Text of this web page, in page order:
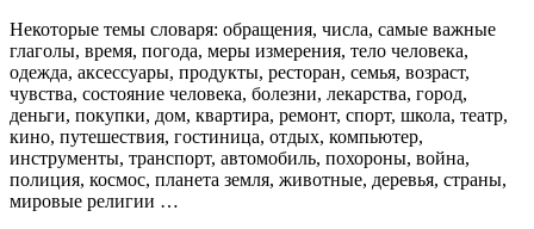
Некоторые темы словаря: обращения, числа, самые важные
глаголы, время, погода, меры измерения, тело человека,
одежда, аксессуары, продукты, ресторан, семья, возраст,
чувства, состояние человека, болезни, лекарства, город,
деньги, покупки, дом, квартира, ремонт, спорт, школа, театр,
кино, путешествия, гостиница, отдых, компьютер,
инструменты, транспорт, автомобиль, похороны, война,
полиция, космос, планета земля, животные, деревья, страны,
мировые религии …